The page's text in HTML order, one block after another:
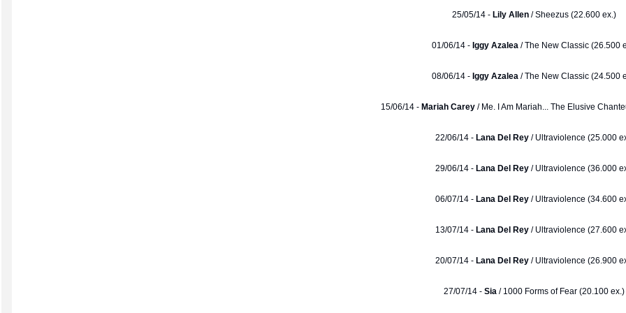
25/05/14 - Lily Allen/ Sheezus (22.600 ex.)
01/06/14 - Iggy Azalea / The New Classic (26.500
08/06/14 - Iggy Azalea / The New Classic (24.500
15/06/14 - Mariah Carey / Me. I Am Mariah... The Elusive
22/06/14 - Lana Del Rey/ Ultraviolence (25.000
29/06/14 - Lana Del Rey / Ultraviolence (36.000
06/07/14 - Lana Del Rey/ Ultraviolence (34.600
13/07/14 -Lana Del Rey / Ultraviolence (27.600
20/07/14 -Lana Del Rey/ Ultraviolence (26.900
27/07/14 - Sia / 1000 Forms of Fear (20.100 ex.)